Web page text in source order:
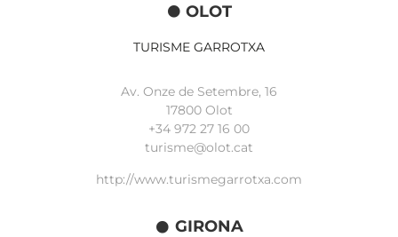
OLOT
TURISME GARROTXA
Av. Onze de Setembre, 16
17800 Olot
+34 972 27 16 00
turisme@olot.cat
http://www.turismegarrotxa.com
GIRONA